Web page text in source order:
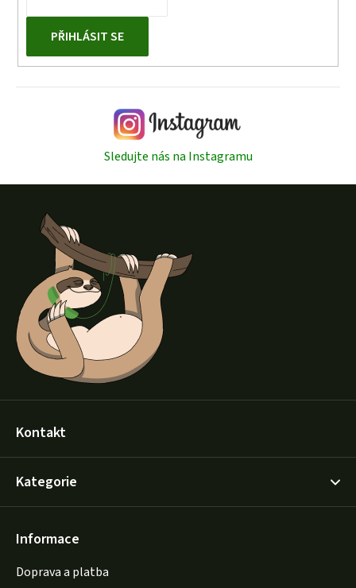
PŘIHLÁSIT SE
Sledujte nás na Instagramu
Kontakt
Kategorie
Informace
Doprava a platba